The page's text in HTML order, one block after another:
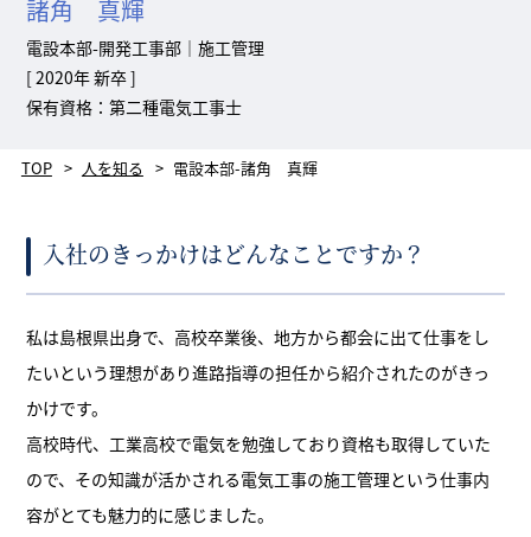
諸角 真輝
電設本部-開発工事部｜施工管理
[ 2020年 新卒 ]
保有資格：第二種電気工事士
TOP 人を知る 電設本部-諸角 真輝
入社のきっかけはどんなことですか？
私は島根県出身で、高校卒業後、地方から都会に出て仕事をし
たいという理想があり進路指導の担任から紹介されたのがきっ
かけです。
高校時代、工業高校で電気を勉強しており資格も取得していた
ので、その知識が活かされる電気工事の施工管理という仕事内
容がとても魅力的に感じました。